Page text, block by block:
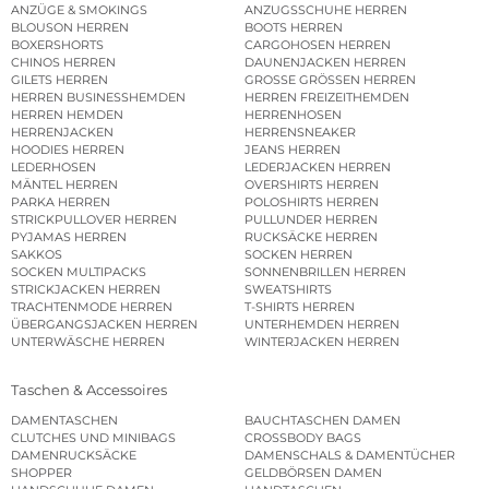
ANZÜGE & SMOKINGS
ANZUGSSCHUHE HERREN
BLOUSON HERREN
BOOTS HERREN
BOXERSHORTS
CARGOHOSEN HERREN
CHINOS HERREN
DAUNENJACKEN HERREN
GILETS HERREN
GROSSE GRÖSSEN HERREN
HERREN BUSINESSHEMDEN
HERREN FREIZEITHEMDEN
HERREN HEMDEN
HERRENHOSEN
HERRENJACKEN
HERRENSNEAKER
HOODIES HERREN
JEANS HERREN
LEDERHOSEN
LEDERJACKEN HERREN
MÄNTEL HERREN
OVERSHIRTS HERREN
PARKA HERREN
POLOSHIRTS HERREN
STRICKPULLOVER HERREN
PULLUNDER HERREN
PYJAMAS HERREN
RUCKSÄCKE HERREN
SAKKOS
SOCKEN HERREN
SOCKEN MULTIPACKS
SONNENBRILLEN HERREN
STRICKJACKEN HERREN
SWEATSHIRTS
TRACHTENMODE HERREN
T-SHIRTS HERREN
ÜBERGANGSJACKEN HERREN
UNTERHEMDEN HERREN
UNTERWÄSCHE HERREN
WINTERJACKEN HERREN
Taschen & Accessoires
DAMENTASCHEN
BAUCHTASCHEN DAMEN
CLUTCHES UND MINIBAGS
CROSSBODY BAGS
DAMENRUCKSÄCKE
DAMENSCHALS & DAMENTÜCHER
SHOPPER
GELDBÖRSEN DAMEN